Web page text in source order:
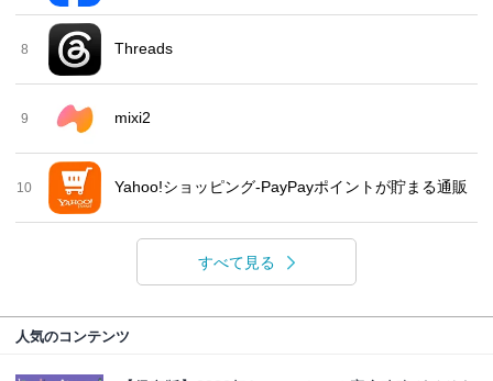
8 Threads
9 mixi2
10 Yahoo!ショッピング-PayPayポイントが貯まる通販
すべて見る
人気のコンテンツ